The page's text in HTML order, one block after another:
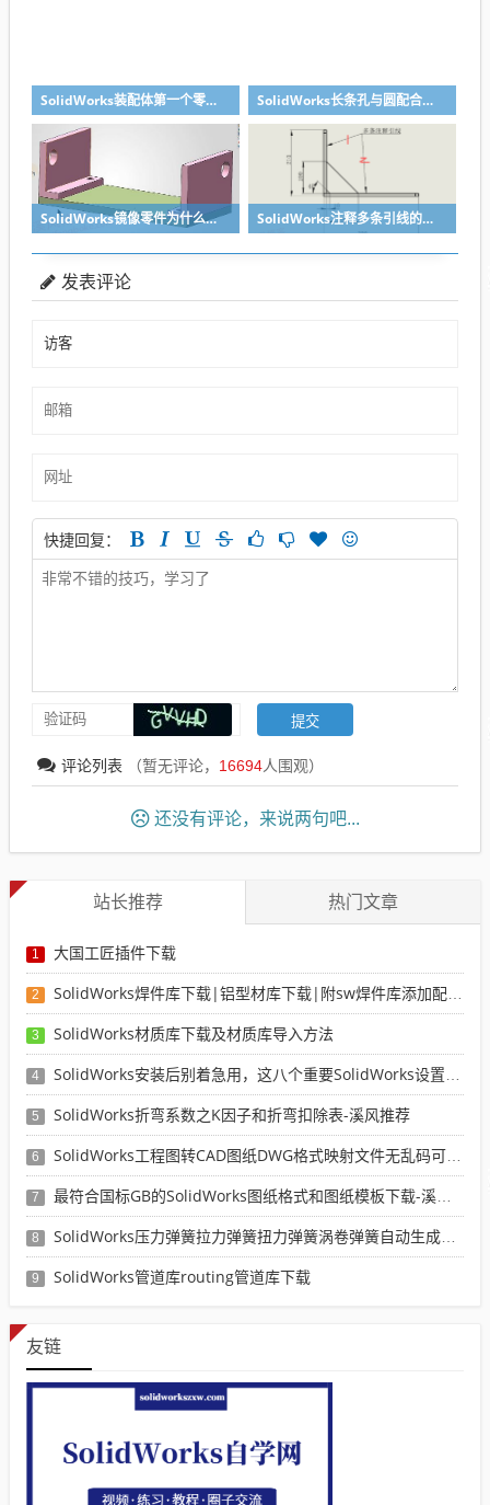
SolidWorks装配体第一个零件怎么固定到中心原点？90%的人一开始就做错了 SolidWorks长条孔与圆配合，槽口与圆配合超快方法
SolidWorks镜像零件为什么不对称？镜像命令使用详解 SolidWorks注释多条引线的方法步骤
发表评论
快捷回复：
评论列表 （暂无评论， 16694人围观）
还没有评论，来说两句吧...
站长推荐 热门文章
1 大国工匠插件下载
2 SolidWorks焊件库下载|铝型材库下载|附sw焊件库添加配置使用教程
3 SolidWorks材质库下载及材质库导入方法
4 SolidWorks安装后别着急用，这八个重要SolidWorks设置可以提高你的画图效率
5 SolidWorks折弯系数之K因子和折弯扣除表-溪风推荐
6 SolidWorks工程图转CAD图纸DWG格式映射文件无乱码可分层-溪风亲测推荐
7 最符合国标GB的SolidWorks图纸格式和图纸模板下载-溪风专用版
8 SolidWorks压力弹簧拉力弹簧扭力弹簧涡卷弹簧自动生成宏程序下载
9 SolidWorks管道库routing管道库下载
友链